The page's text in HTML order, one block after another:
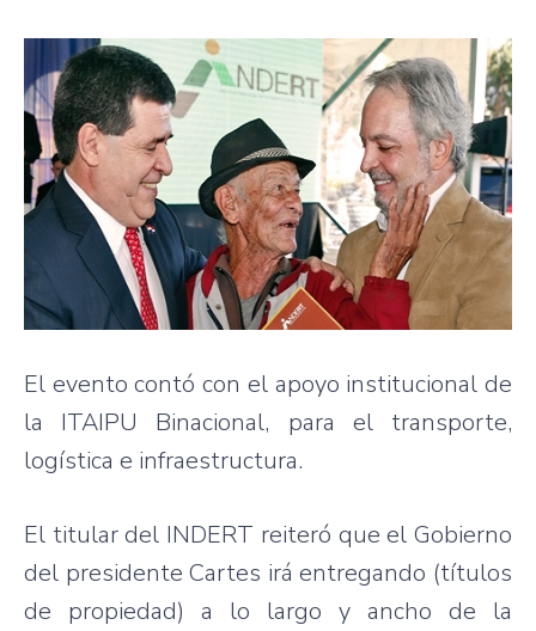
El evento contó con el apoyo institucional de
la ITAIPU Binacional, para el transporte,
logística e infraestructura.
El titular del INDERT reiteró que el Gobierno
del presidente Cartes irá entregando (títulos
de propiedad) a lo largo y ancho de la